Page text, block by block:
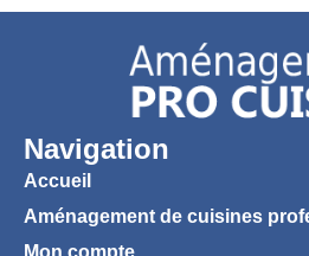
Navigation
Accueil
Aménagement de cuisines
Mon compte